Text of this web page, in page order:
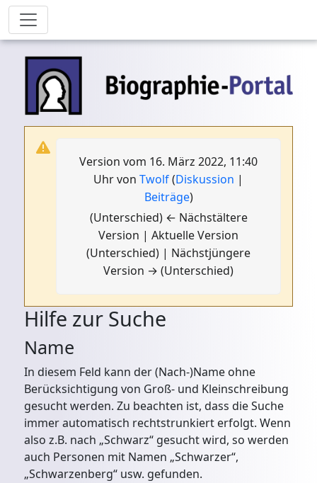
Version vom 16. März 2022, 11:40
Uhr von Twolf(Diskussion |
Beiträge)
(Unterschied) ← Nächstältere
Version | Aktuelle Version
(Unterschied) | Nächstjüngere
Version → (Unterschied)
Hilfe zur Suche
Name
In diesem Feld kann der (Nach-)Name ohne
Berücksichtigung von Groß- und Kleinschreibung
gesucht werden. Zu beachten ist, dass die Suche
immer automatisch rechtstrunkiert erfolgt. Wenn
also z.B. nach „Schwarz“ gesucht wird, so werden
auch Personen mit Namen „Schwarzer“,
„Schwarzenberg“ usw. gefunden.